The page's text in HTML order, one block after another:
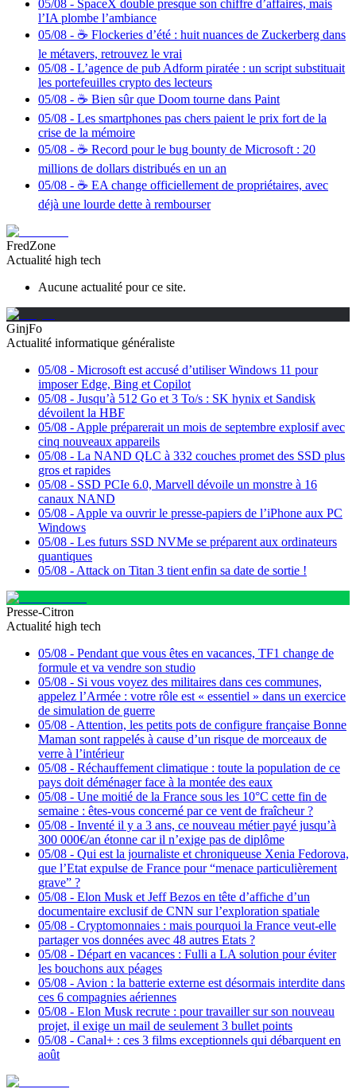
05/08 - SpaceX double presque son chiffre d’affaires, mais
l’IA plombe l’ambiance
05/08 - ☕️ Flockeries d’été : huit nuances de Zuckerberg dans
le métavers, retrouvez le vrai
05/08 - L’agence de pub Adform piratée : un script substituait
les portefeuilles crypto des lecteurs
05/08 - ☕️ Bien sûr que Doom tourne dans Paint
05/08 - Les smartphones pas chers paient le prix fort de la
crise de la mémoire
05/08 - ☕️ Record pour le bug bounty de Microsoft : 20
millions de dollars distribués en un an
05/08 - ☕️ EA change officiellement de propriétaires, avec
déjà une lourde dette à rembourser
FredZone
Actualité high tech
Aucune actualité pour ce site.
GinjFo
Actualité informatique généraliste
05/08 - Microsoft est accusé d’utiliser Windows 11 pour
imposer Edge, Bing et Copilot
05/08 - Jusqu’à 512 Go et 3 To/s : SK hynix et Sandisk
dévoilent la HBF
05/08 - Apple préparerait un mois de septembre explosif avec
cinq nouveaux appareils
05/08 - La NAND QLC à 332 couches promet des SSD plus
gros et rapides
05/08 - SSD PCIe 6.0, Marvell dévoile un monstre à 16
canaux NAND
05/08 - Apple va ouvrir le presse-papiers de l’iPhone aux PC
Windows
05/08 - Les futurs SSD NVMe se préparent aux ordinateurs
quantiques
05/08 - Attack on Titan 3 tient enfin sa date de sortie !
Presse-Citron
Actualité high tech
05/08 - Pendant que vous êtes en vacances, TF1 change de
formule et va vendre son studio
05/08 - Si vous voyez des militaires dans ces communes,
appelez l’Armée : votre rôle est « essentiel » dans un exercice
de simulation de guerre
05/08 - Attention, les petits pots de configure française Bonne
Maman sont rappelés à cause d’un risque de morceaux de
verre à l’intérieur
05/08 - Réchauffement climatique : toute la population de ce
pays doit déménager face à la montée des eaux
05/08 - Une moitié de la France sous les 10°C cette fin de
semaine : êtes-vous concerné par ce vent de fraîcheur ?
05/08 - Inventé il y a 3 ans, ce nouveau métier payé jusqu’à
300 000€/an étonne car il n’exige pas de diplôme
05/08 - Qui est la journaliste et chroniqueuse Xenia Fedorova,
que l’Etat expulse de France pour “menace particulièrement
grave” ?
05/08 - Elon Musk et Jeff Bezos en tête d’affiche d’un
documentaire exclusif de CNN sur l’exploration spatiale
05/08 - Cryptomonnaies : mais pourquoi la France veut-elle
partager vos données avec 48 autres Etats ?
05/08 - Départ en vacances : Fulli a LA solution pour éviter
les bouchons aux péages
05/08 - Avion : la batterie externe est désormais interdite dans
ces 6 compagnies aériennes
05/08 - Elon Musk recrute : pour travailler sur son nouveau
projet, il exige un mail de seulement 3 bullet points
05/08 - Canal+ : ces 3 films exceptionnels qui débarquent en
août